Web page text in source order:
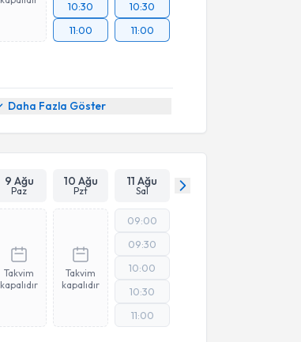
10:30
11:00
10:30
11:00
Daha Fazla Göster
9 Ağu
Paz
10 Ağu
Pzt
11 Ağu
Sal
Takvim
kapalıdır
Takvim
kapalıdır
09:00
09:30
10:00
10:30
11:00